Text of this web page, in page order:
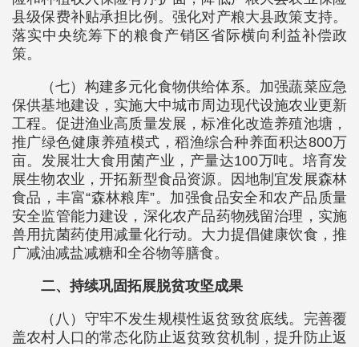
县级保费补贴承担比例。强化对产粮大县政策支持。
落实中央统筹下的粮食产销区省际横向利益补偿政
策。
（七）构建多元化食物供给体系。加强蔬菜应急
保供基地建设，实施大中城市周边现代设施农业更新
工程。促进渔业高质量发展，标准化改造养殖池塘，
推广绿色健康养殖模式，稻渔综合种养面积达800万
亩。发展壮大食用菌产业，产量达100万吨。培育发
展生物农业，开拓新型食品资源。因地制宜发展森林
食品，丰富“森林粮库”。加强食品安全和农产品质量
安全监管能力建设，深化农产品药物残留治理，实施
兽用抗菌药使用减量化行动。大力提倡健康饮食，推
广减油减盐减糖和全谷物等膳食。
二、持续巩固拓展脱贫攻坚成果
（八）守牢不发生规模性返贫致贫底线。完善覆
盖农村人口的常态化防止返贫致贫机制，提升防止返